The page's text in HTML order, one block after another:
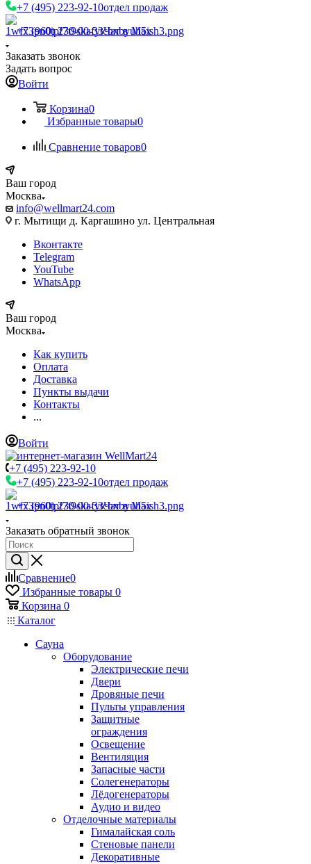
+7 (495) 223-92-10отдел продаж
+7 (960) 230-00-33Чат в Max
Заказать звонок
Задать вопрос
Войти
Корзина0
Избранные товары0
Сравнение товаров0
Ваш город
Москва
info@wellmart24.com
г. Мытищи д. Каргашино ул. Центральная
Вконтакте
Telegram
YouTube
WhatsApp
Ваш город
Москва
Как купить
Оплата
Доставка
Пункты выдачи
Контакты
...
Войти
+7 (495) 223-92-10
+7 (495) 223-92-10отдел продаж
+7 (960) 230-00-33Чат в Max
Заказать обратный звонок
Сравнение0
Избранные товары 0
Корзина 0
Каталог
Сауна
Оборудование
Электрические печи
Двери
Дровяные печи
Пульты управления
Защитные
ограждения
Освещение
Вентиляция
Запасные части
Солегенераторы
Лёдогенераторы
Аудио и видео
Отделочные материалы
Гималайская соль
Стеновые панели
Декоративные